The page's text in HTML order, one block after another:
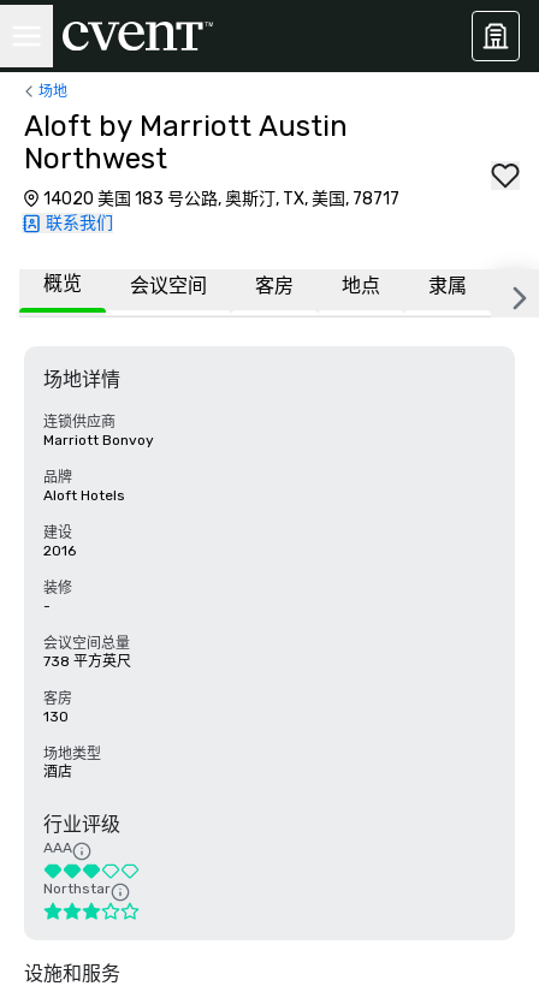
场地
Aloft by Marriott Austin
Northwest
14020 美国 183 号公路, 奥斯汀, TX, 美国, 78717
联系我们
概览 会议空间 客房 地点 隶属 更
场地详情
连锁供应商
Marriott Bonvoy
品牌
Aloft Hotels
建设
2016
装修
-
会议空间总量
738 平方英尺
客房
130
场地类型
酒店
行业评级
AAA
Northstar
设施和服务